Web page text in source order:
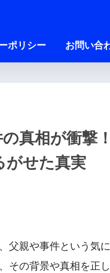
ポリシー お問い合
真相が衝撃
がせた真実
父親や事件という気
その背景や真相を正